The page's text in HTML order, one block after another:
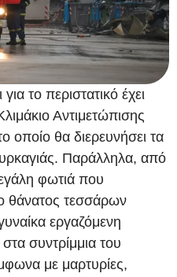
το περιστατικό έχει
Αντιμετώπισης
θα διερευνήσει τα
Παράλληλα, από
φωτιά που
θάνατος τεσσάρων
εργαζόμενη
συντρίμμια του
με μαρτυρίες,